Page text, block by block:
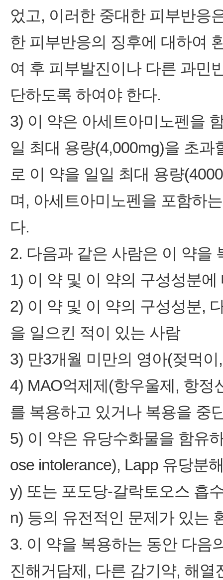
었고, 이러한 중대한 피부반응
한 피부반응의 징후에 대하여
여 후 피부발진이나 다른 과민
단하도록 하여야 한다.
3) 이 약은 아세트아미노펜을
일 최대 용량(4,000mg)을 초
로 이 약을 일일 최대 용량
며, 아세트아미노펜을 포함하
다.
2. 다음과 같은 사람은 이 약을
1) 이 약 및 이 약의 구성성분
2) 이 약 및 이 약의 구성성분,
을 일으킨 적이 있는 사람
3) 만3개월 미만의 영아(젖먹
4) MAO억제제(항우울제, 항정
를 복용하고 있거나 복용을 중
5) 이 약은 유당수화물을 함유
ose intolerance), Lapp 유당분
y) 또는 포도당-갈락토오스 흡
n) 등의 유전적인 문제가 있는
3. 이 약을 복용하는 동안 다음
진해거담제, 다른 감기약, 해